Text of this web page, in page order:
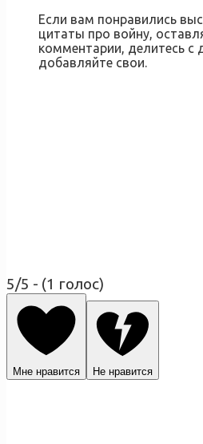
Если вам понравились
цитаты про войну,
комментарии, делитесь с
добавляйте свои.
5/5 - (1 голос)
Мне нравится Не нравится